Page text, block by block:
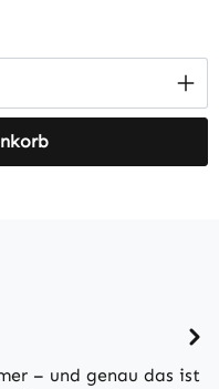
gewünschten
– und genau das ist